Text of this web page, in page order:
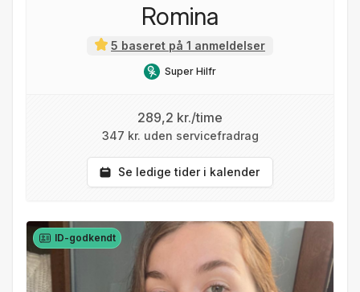
Romina
5 baseret på 1 anmeldelser
Super Hilfr
289,2 kr./time
347 kr. uden servicefradrag
Se ledige tider i kalender
ID-godkendt